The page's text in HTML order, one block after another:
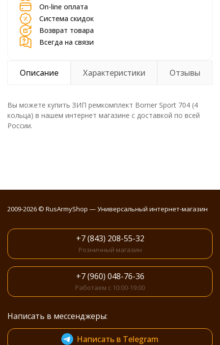
On-line оплата
Система скидок
Возврат товара
Всегда на связи
Описание Характеристики Отзывы
Вы можете купить ЗИП ремкомплект Borner Sport 704 (4
кольца) в нашем интернет магазине с доставкой по всей
России.
2009-2026 © RusArmyShop — Универсальный интернет-магазин
+7 (843) 208-55-32
Розничный магазин
+7 (960) 048-76-36
Работаем с 10:00-19:00
Написать в мессенджеры:
Написать в Telegram